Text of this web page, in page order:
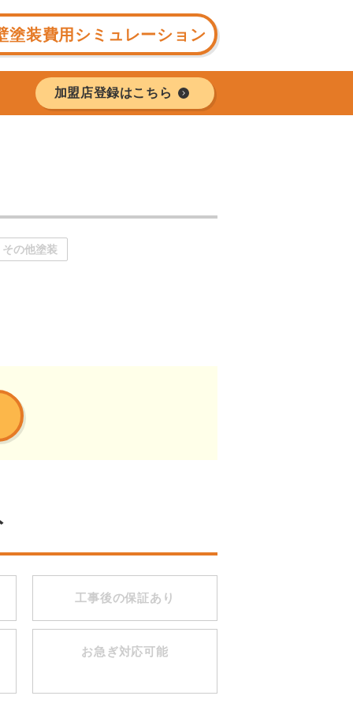
塗装費用シミュレーション
加盟店登録はこちら
その他塗装
工事後の保証あり
お急ぎ対応可能